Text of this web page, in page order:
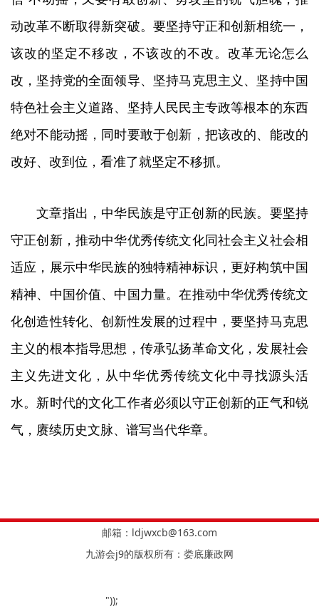
动改革不断取得新突破。要坚持守正和创新相统一，
该改的坚定不移改，不该改的不改。改革无论怎么
改，坚持党的全面领导、坚持马克思主义、坚持中国
特色社会主义道路、坚持人民民主专政等根本的东西
绝对不能动摇，同时要敢于创新，把该改的、能改的
改好、改到位，看准了就坚定不移抓。
文章指出，中华民族是守正创新的民族。要坚持
守正创新，推动中华优秀传统文化同社会主义社会相
适应，展示中华民族的独特精神标识，更好构筑中国
精神、中国价值、中国力量。在推动中华优秀传统文
化创造性转化、创新性发展的过程中，要坚持马克思
主义的根本指导思想，传承弘扬革命文化，发展社会
主义先进文化，从中华优秀传统文化中寻找源头活
水。新时代的文化工作者必须以守正创新的正气和锐
气，赓续历史文脉、谱写当代华章。
邮箱： ldjwxcb@163.com
九游会j9的版权所有：娄底廉政网
"));